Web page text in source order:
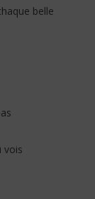
belle
vois